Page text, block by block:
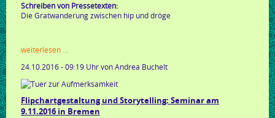
Schreiben von Pressetexten:
Die Gratwanderung zwischen hip und dröge
weiterlesen …
arbeit
der
presse
24.10.2016 - 09:19 Uhrvon Andrea Buchelt
Flipchartgestaltung und Storytelling: Seminar am
9.11.2016 in Bremen